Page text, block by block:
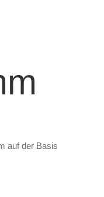
auf der Basis